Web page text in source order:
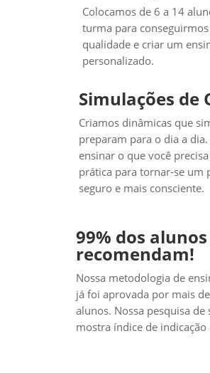
Colocamos de 6 a 14
turma para
qualidade e criar um
personalizado.
Simulações de
Criamos dinâmicas que
preparam para o dia a
ensinar o que você
prática para tornar-se um
seguro e mais consciente.
99% dos alunos
recomendam!
Nossa metodologia de
já foi aprovada por mais
alunos. Nossa pesquisa de
mostra índice de indicação